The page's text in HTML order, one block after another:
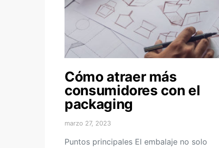
Cómo atraer más
consumidores con el
packaging
marzo 27, 2023
Puntos principales El embalaje no solo